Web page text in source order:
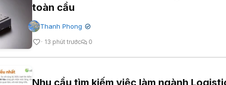
toàn cầu
Thanh Phong ✔
13 phút trước 0
Nhu cầu tìm kiếm việc làm ngành